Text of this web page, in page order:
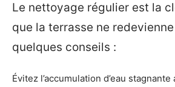
Le nettoyage régulier est la
que la terrasse ne
quelques conseils :
Évitez l’accumulation d’eau